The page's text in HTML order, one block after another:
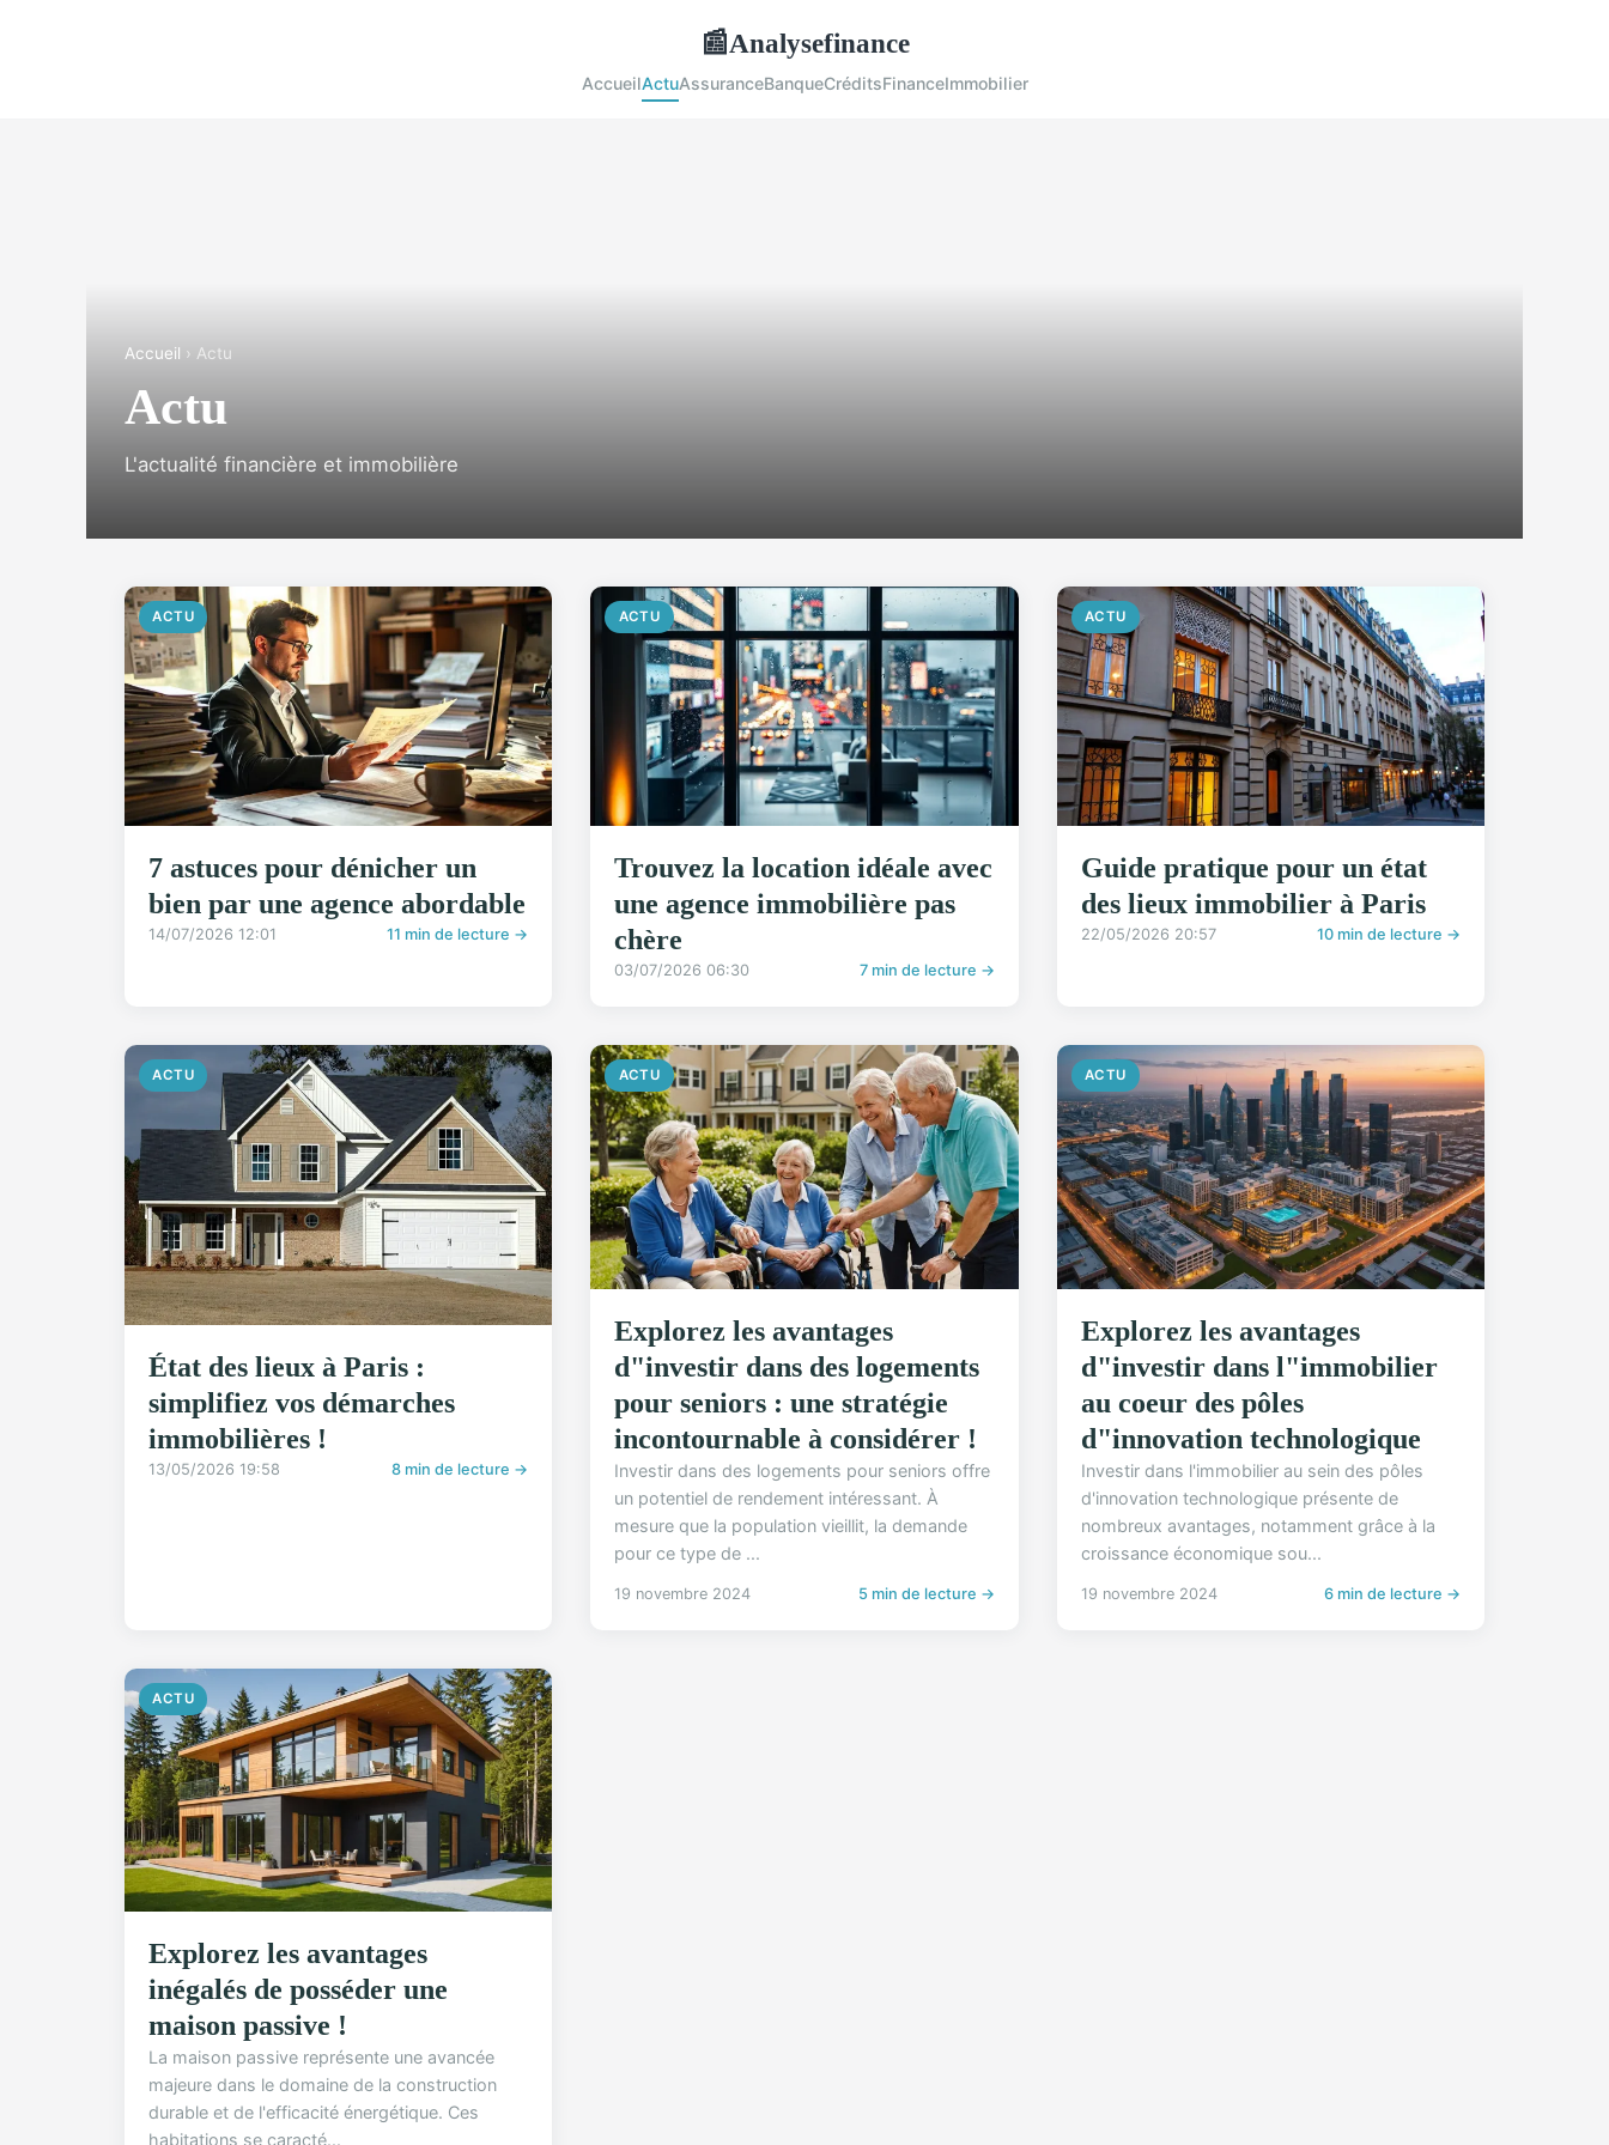
📰Analysefinance
AccueilActuAssuranceBanqueCréditsFinanceImmobilier
Accueil › Actu
Actu
L'actualité financière et immobilière
ACTU
7 astuces pour dénicher un
bien par une agence abordable
14/07/2026 12:01 11 min de lecture →
ACTU
Trouvez la location idéale avec
une agence immobilière pas
chère
03/07/2026 06:30 7 min de lecture →
ACTU
Guide pratique pour un état
des lieux immobilier à Paris
22/05/2026 20:57 10 min de lecture →
ACTU
État des lieux à Paris :
simplifiez vos démarches
immobilières !
13/05/2026 19:58 8 min de lecture →
ACTU
Explorez les avantages
d"investir dans des logements
pour seniors : une stratégie
incontournable à considérer !
Investir dans des logements pour seniors offre
un potentiel de rendement intéressant. À
mesure que la population vieillit, la demande
pour ce type de ...
19 novembre 2024 5 min de lecture →
ACTU
Explorez les avantages
d"investir dans l"immobilier
au coeur des pôles
d"innovation technologique
Investir dans l'immobilier au sein des pôles
d'innovation technologique présente de
nombreux avantages, notamment grâce à la
croissance économique sou...
19 novembre 2024 6 min de lecture →
ACTU
Explorez les avantages
inégalés de posséder une
maison passive !
La maison passive représente une avancée
majeure dans le domaine de la construction
durable et de l'efficacité énergétique. Ces
habitations se caracté...